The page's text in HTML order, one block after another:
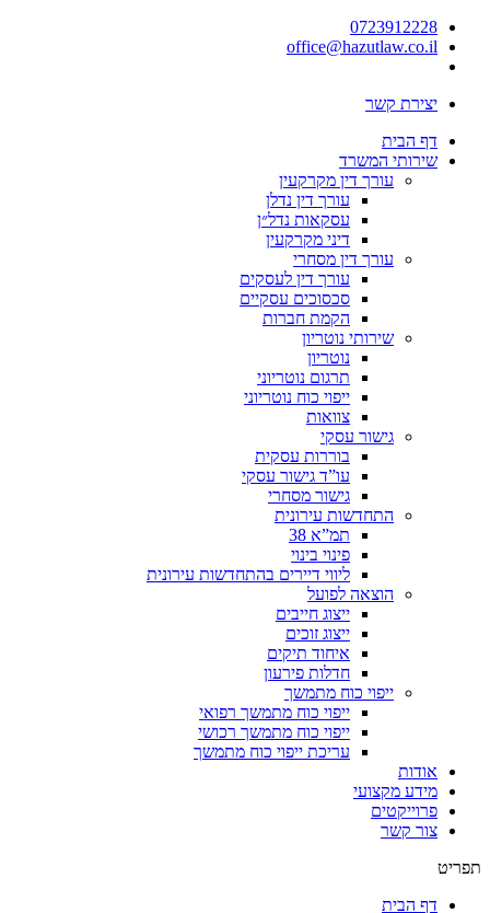
0723912228
office@hazutlaw.co.il
יצירת קשר
דף הבית
שירותי המשרד
עורך דין מקרקעין
עורך דין נדלן
עסקאות נדל״ן
דיני מקרקעין
עורך דין מסחרי
עורך דין לעסקים
סכסוכים עסקיים
הקמת חברות
שירותי נוטריון
נוטריון
תרגום נוטריוני
ייפוי כוח נוטריוני
צוואות
גישור עסקי
בוררות עסקית
עו”ד גישור עסקי
גישור מסחרי
התחדשות עירונית
תמ”א 38
פינוי בינוי
ליווי דיירים בהתחדשות עירונית
הוצאה לפועל
ייצוג חייבים
ייצוג זוכים
איחוד תיקים
חדלות פירעון
ייפוי כוח מתמשך
ייפוי כוח מתמשך רפואי
ייפוי כוח מתמשך רכושי
עריכת ייפוי כוח מתמשך
אודות
מידע מקצועי
פרוייקטים
צור קשר
תפריט
דף הבית